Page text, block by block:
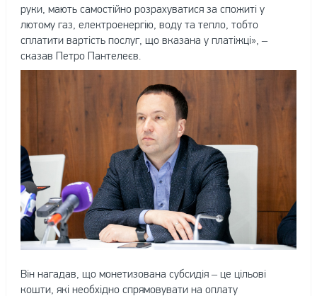
руки, мають самостійно розрахуватися за спожиті у
лютому газ, електроенергію, воду та тепло, тобто
сплатити вартість послуг, що вказана у платіжці», –
сказав Петро Пантелеєв.
Він нагадав, що монетизована субсидія – це цільові
кошти, які необхідно спрямовувати на оплату